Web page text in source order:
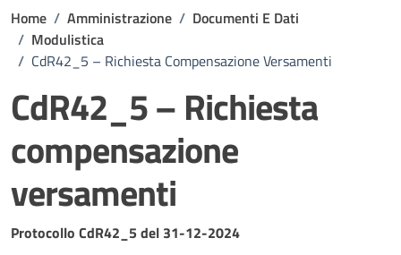
Home / Amministrazione / Documenti E Dati
/ Modulistica
/ CdR42_5 – Richiesta Compensazione Versamenti
CdR42_5 – Richiesta
compensazione
versamenti
Dettagli del documento
Protocollo CdR42_5 del 31-12-2024